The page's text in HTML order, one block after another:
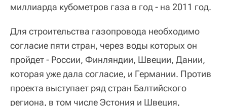
миллиарда кубометров газа в год - на 2011 год.
Для строительства газопровода необходимо
согласие пяти стран, через воды которых он
пройдет - России, Финляндии, Швеции, Дании,
которая уже дала согласие, и Германии. Против
проекта выступает ряд стран Балтийского
региона, в том числе Эстония и Швеция,